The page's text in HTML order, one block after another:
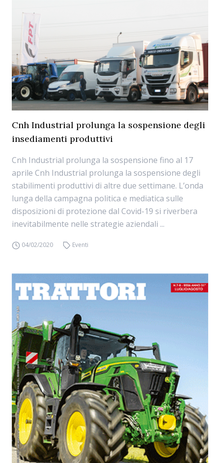
Cnh Industrial prolunga la sospensione degli
insediamenti produttivi
Cnh Industrial prolunga la sospensione fino al 17
aprile Cnh Industrial prolunga la sospensione degli
stabilimenti produttivi di altre due settimane. L’onda
lunga della campagna politica e mediatica sulle
disposizioni di protezione dal Covid-19 si riverbera
inevitabilmente nelle strategie aziendali ...
04/02/2020 Eventi